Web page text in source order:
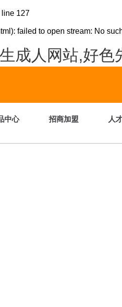
line 127
failed to open stream: No
成人网站,好色
中心 招商加盟 人